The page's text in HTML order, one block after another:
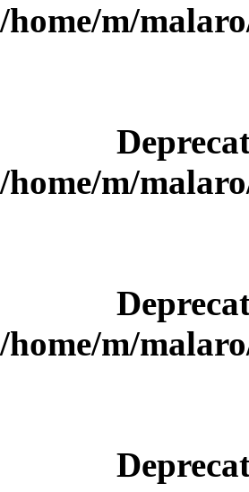
/home/m/
/home/m/
/home/m/